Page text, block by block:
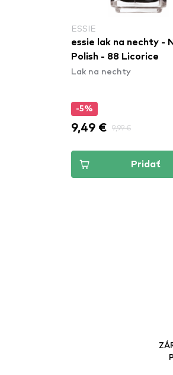
ESSIE
essie lak na nechty -
Polish - 88 Licorice
Lak na nechty
-5%
9,49 € 9,99 €
Pridať